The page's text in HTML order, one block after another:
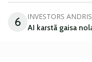
6 INVESTORS ANDRIS
AI karstā gaisa